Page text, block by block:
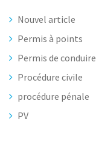
Nouvel article
Permis à points
Permis de conduire
Procédure civile
procédure pénale
PV